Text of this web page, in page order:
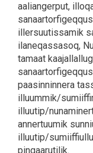
aaliangerput,
illersuutissamik
ilaneqassasoq,
tamaat
paasinninnera
illuummik/
illuutip/
annertuumik
illuutip/
pingaarutilik.